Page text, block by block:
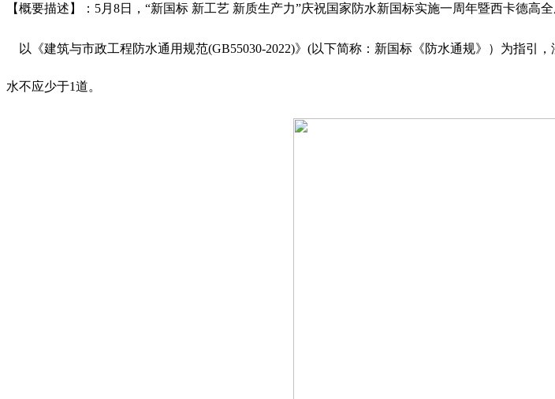
【概要描述】：5月8日，“新国标 新工艺 新质生产力”庆祝国家防水新国标实施一周年暨西卡德高
以《建筑与市政工程防水通用规范(GB55030-2022)》(以下简称：新国标《防水通规》）为指引
水不应少于1道。